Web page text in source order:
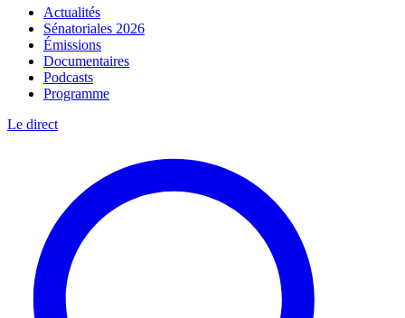
Actualités
Sénatoriales 2026
Émissions
Documentaires
Podcasts
Programme
Le direct